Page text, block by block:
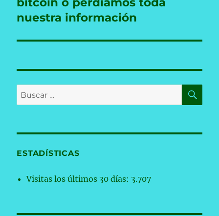
nuestra información
Buscar
por:
ESTADÍSTICAS
Visitas los últimos 30 días: 3.707